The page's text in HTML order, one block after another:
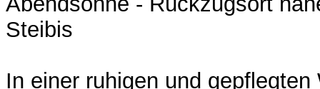
Steibis
In einer ruhigen und gepflegten